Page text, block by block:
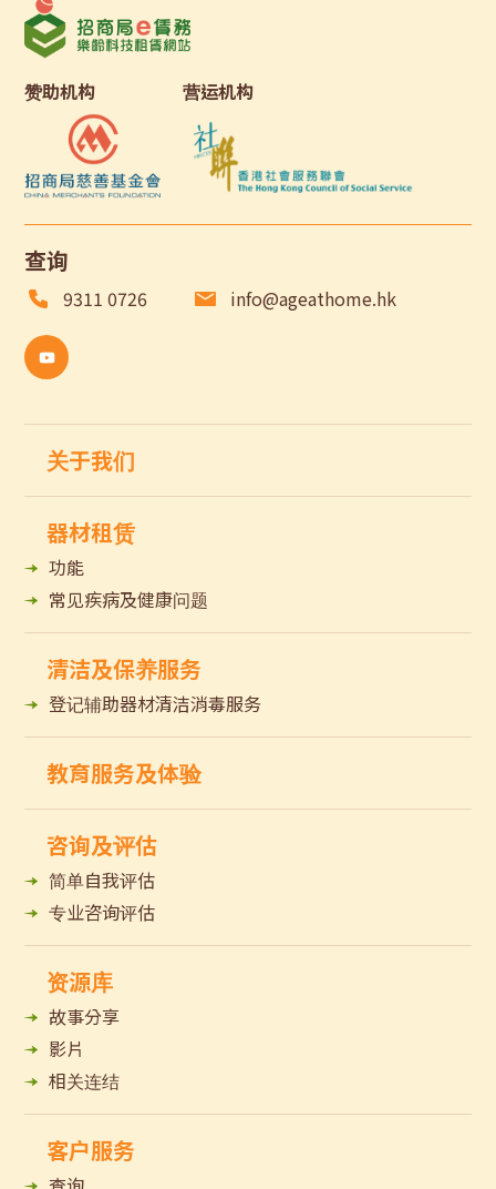
赞助机构 营运机构
查询
9311 0726 info@ageathome.hk
关于我们
器材租赁
功能
常见疾病及健康问题
清洁及保养服务
登记辅助器材清洁消毒服务
教育服务及体验
咨询及评估
简单自我评估
专业咨询评估
资源库
故事分享
影片
相关连结
客户服务